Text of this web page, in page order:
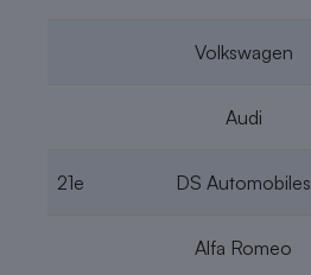
Volkswagen
Audi
21e DS Automobiles
Alfa Romeo